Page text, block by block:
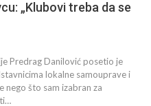
„Klubovi treba da se
Predrag Danilović posetio je
lokalne samouprave i
nego što sam izabran za